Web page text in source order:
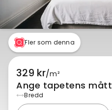
Fler som denna
329 kr/m²
Ange tapetens mått
Bredd